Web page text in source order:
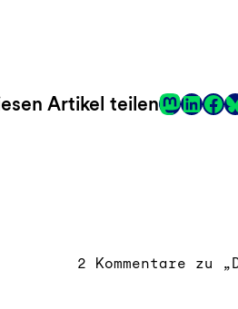
Artikel teilen
2 Kommentare zu